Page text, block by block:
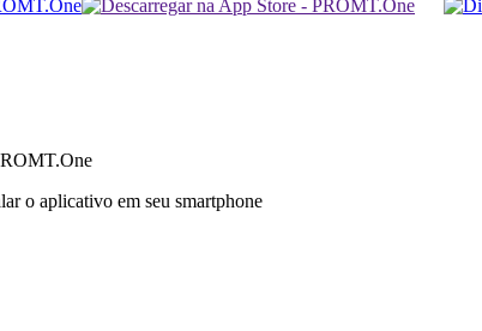
o aplicativo em seu smartphone